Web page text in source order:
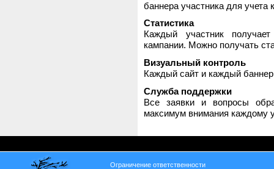
баннера участника для
Статистика
Каждый участник
кампании. Можно получать
Визуальный контроль
Каждый сайт и каждый
Служба поддержки
Все заявки и вопросы
максимум внимания каждому
Ограничение ответственности